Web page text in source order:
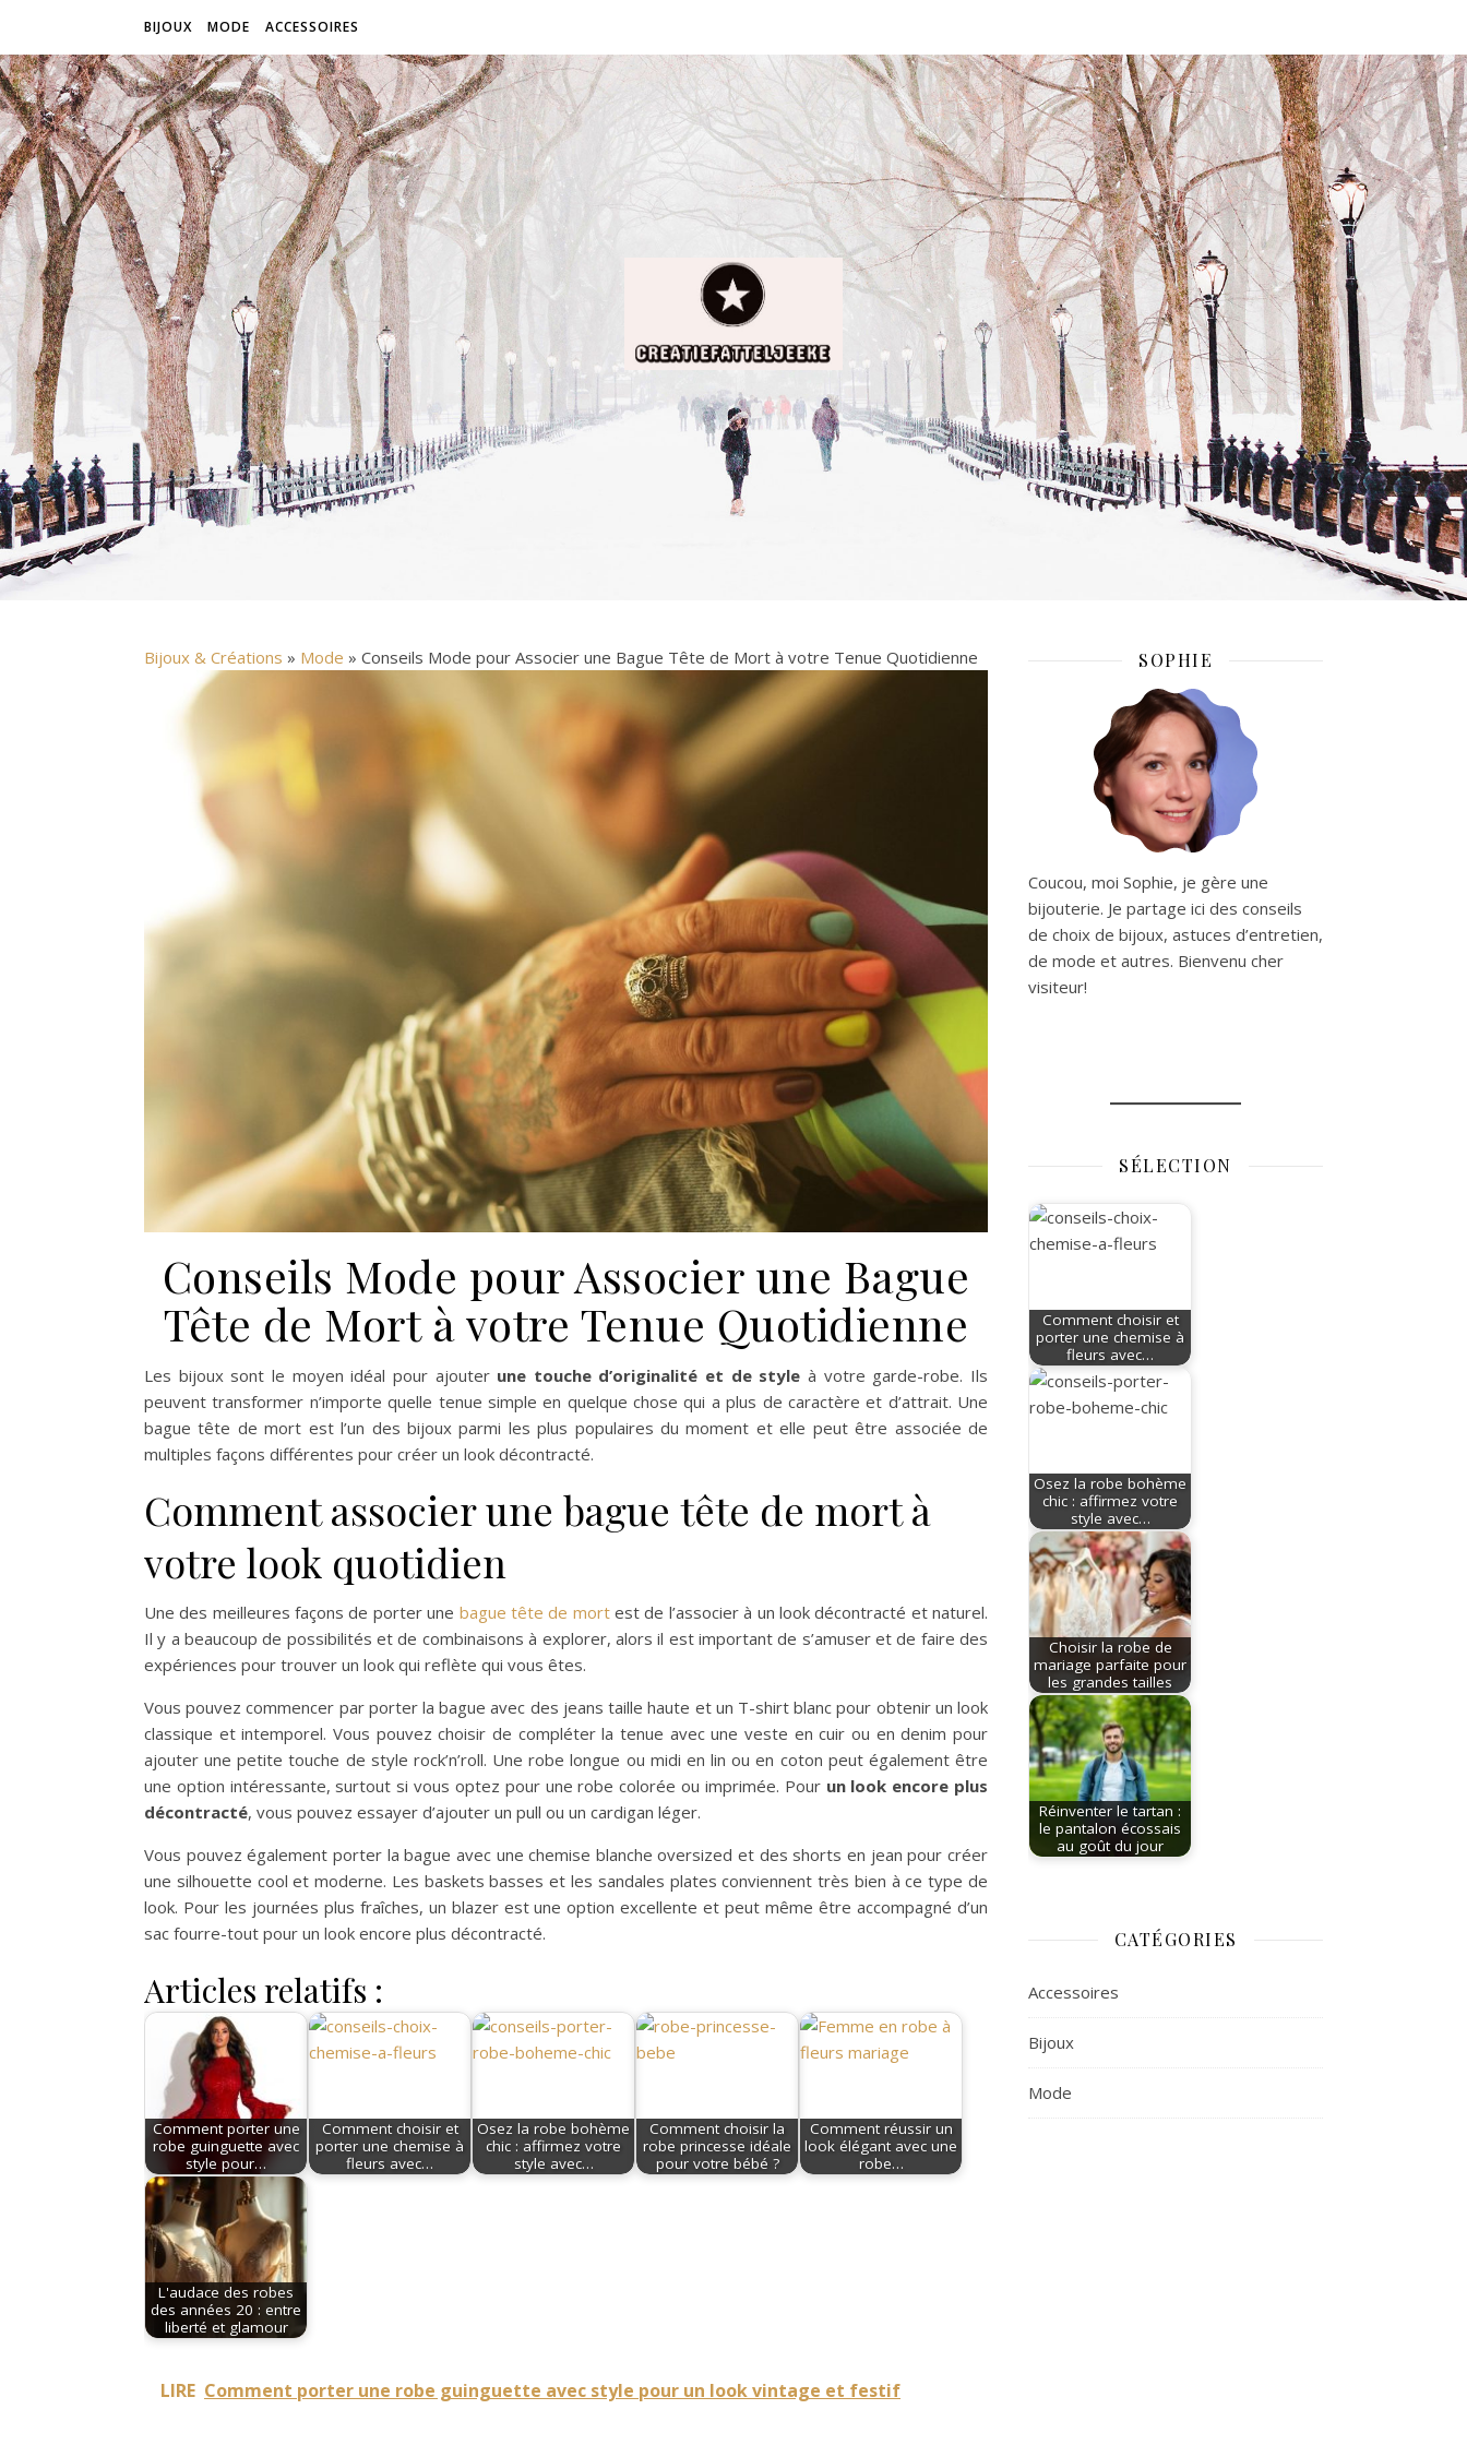
BIJOUX MODE ACCESSOIRES
Bijoux & Créations » Mode » Conseils Mode pour Associer une Bague Tête de Mort à votre Tenue Quotidienne
Conseils Mode pour Associer une Bague
Tête de Mort à votre Tenue Quotidienne
Les bijoux sont le moyen idéal pour ajouterune touche d’originalité et de style à votre garde-robe. Ils
peuvent transformer n’importe quelle tenue simple en quelque chose qui a plus de caractère et d’attrait. Une
bague tête de mort est l’un des bijoux parmi les plus populaires du moment et elle peut être associée de
multiples façons différentes pour créer un look décontracté.
Comment associer une bague tête de mort à
votre look quotidien
Une des meilleures façons de porter une bague tête de mortest de l’associer à un look décontracté et naturel.
Il y a beaucoup de possibilités et de combinaisons à explorer, alors il est important de s’amuser et de faire des
expériences pour trouver un look qui reflète qui vous êtes.
Vous pouvez commencer par porter la bague avec des jeans taille haute et un T-shirt blanc pour obtenir un look
classique et intemporel. Vous pouvez choisir de compléter la tenue avec une veste en cuir ou en denim pour
ajouter une petite touche de style rock’n’roll. Une robe longue ou midi en lin ou en coton peut également être
une option intéressante, surtout si vous optez pour une robe colorée ou imprimée. Pour un look encore plus
décontracté, vous pouvez essayer d’ajouter un pull ou un cardigan léger.
Vous pouvez également porter la bague avec une chemise blanche oversized et des shorts en jean pour créer
une silhouette cool et moderne. Les baskets basses et les sandales plates conviennent très bien à ce type de
look. Pour les journées plus fraîches, un blazer est une option excellente et peut même être accompagné d’un
sac fourre-tout pour un look encore plus décontracté.
Articles relatifs :
Comment porter une
robe guinguette avec
style pour…
Comment choisir et
porter une chemise à
fleurs avec…
Osez la robe bohème
chic : affirmez votre
style avec…
Comment choisir la
robe princesse idéale
pour votre bébé ?
Comment réussir un
look élégant avec une
robe…
L'audace des robes
des années 20 : entre
liberté et glamour
LIRE Comment porter une robe guinguette avec style pour un look vintage et festif
SOPHIE
Coucou, moi Sophie, je gère une
bijouterie. Je partage ici des conseils
de choix de bijoux, astuces d’entretien,
de mode et autres. Bienvenu cher
visiteur!
SÉLECTION
Comment choisir et
porter une chemise à
fleurs avec…
Osez la robe bohème
chic : affirmez votre
style avec…
Choisir la robe de
mariage parfaite pour
les grandes tailles
Réinventer le tartan :
le pantalon écossais
au goût du jour
CATÉGORIES
Accessoires
Bijoux
Mode